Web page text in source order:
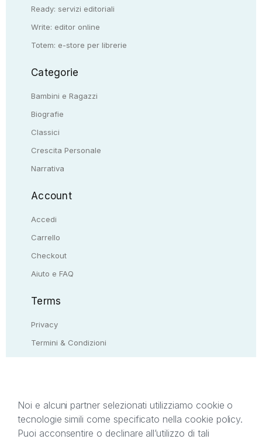
Ready: servizi editoriali
Write: editor online
Totem: e-store per librerie
Categorie
Bambini e Ragazzi
Biografie
Classici
Crescita Personale
Narrativa
Account
Accedi
Carrello
Checkout
Aiuto e FAQ
Terms
Privacy
Termini & Condizioni
Il presente sito web è di proprietà di StreetLib S.r.l.
C.F. e P.IVA 05338720963. StreetLib S.r.l. è
Noi e alcuni partner selezionati utilizziamo cookie o
tecnologie simili come specificato nella cookie policy.
Puoi acconsentire o declinare all’utilizzo di tali